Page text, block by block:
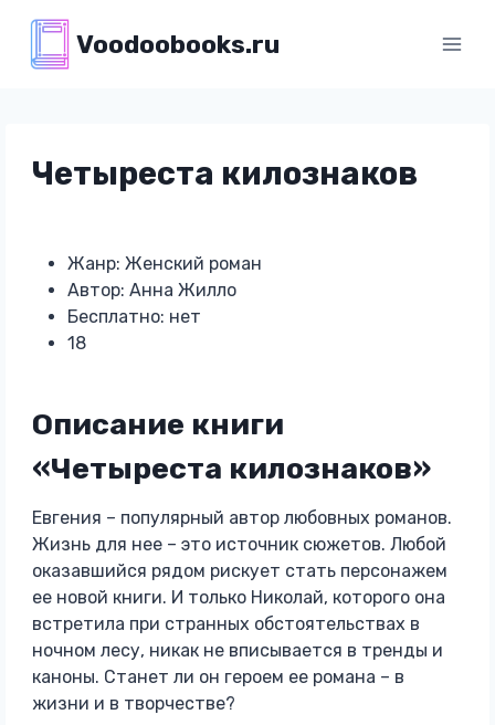
содержимому
Voodoobooks.ru
Четыреста килознаков
Жанр: Женский роман
Автор: Анна Жилло
Бесплатно: нет
18
Описание книги
«Четыреста килознаков»
Евгения – популярный автор любовных романов.
Жизнь для нее – это источник сюжетов. Любой
оказавшийся рядом рискует стать персонажем
ее новой книги. И только Николай, которого она
встретила при странных обстоятельствах в
ночном лесу, никак не вписывается в тренды и
каноны. Станет ли он героем ее романа – в
жизни и в творчестве?